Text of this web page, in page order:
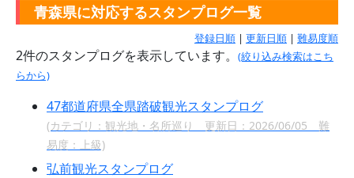
青森県に対応するスタンプログ一覧
登録日順 | 更新日順 | 難易度順
2件のスタンプログを表示しています。
(絞り込み検索はこち
らから)
47都道府県全県踏破観光スタンプログ
(カテゴリ：観光地・名所巡り 更新日：2026/06/05 難
易度：上級)
弘前観光スタンプログ